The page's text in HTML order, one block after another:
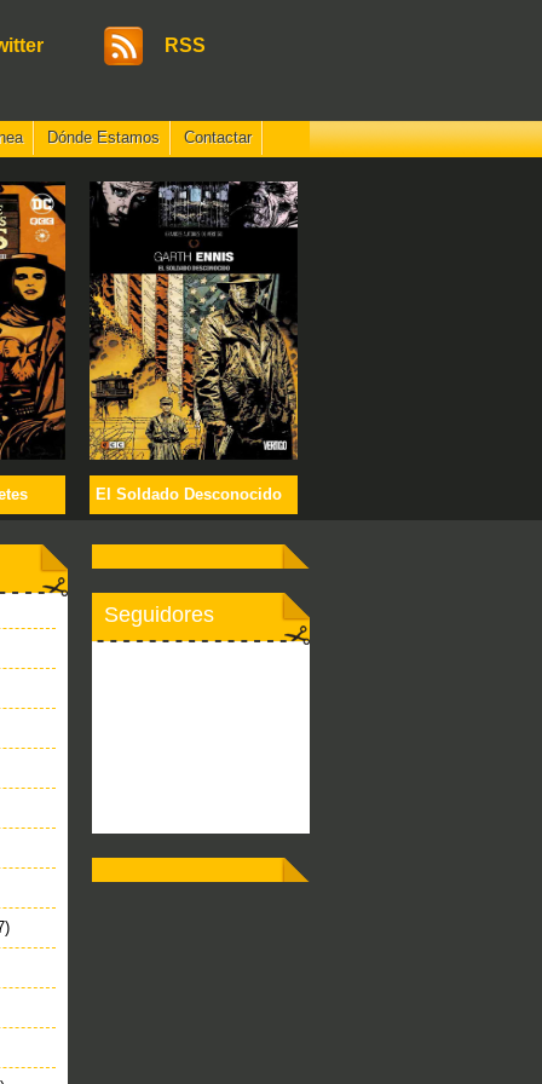
RSS
Dónde Estamos Contactar
El Soldado Desconocido
Seguidores